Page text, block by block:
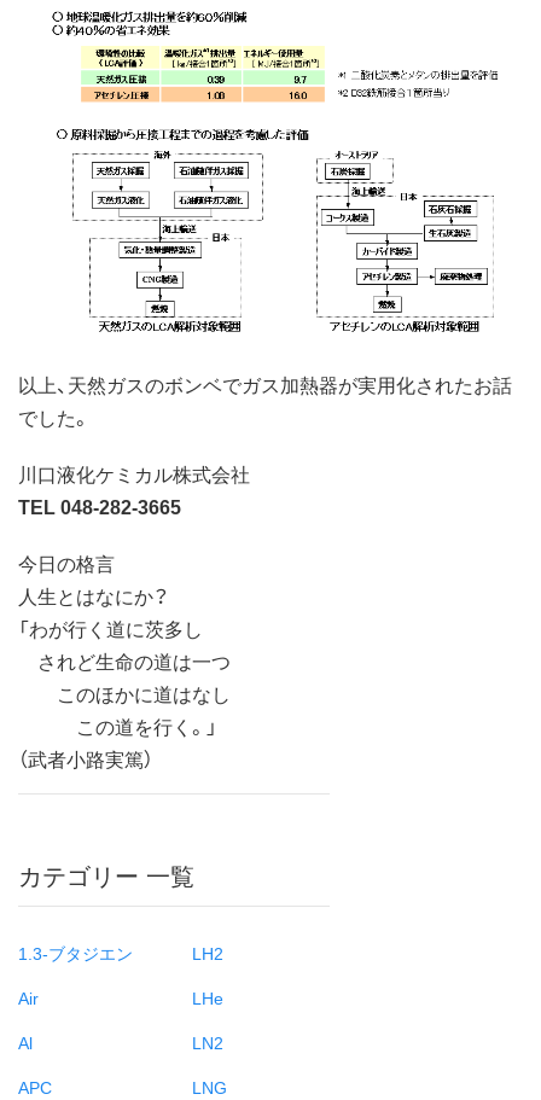
以上、天然ガスのボンベでガス加熱器が実用化されたお話
でした。
川口液化ケミカル株式会社
TEL 048-282-3665
今日の格言
人生とはなにか？
「わが行く道に茨多し
されど生命の道は一つ
このほかに道はなし
この道を行く。」
（武者小路実篤）
カテゴリー 一覧
1.3-ブタジエン
Air
Al
APC
LH2
LHe
LN2
LNG